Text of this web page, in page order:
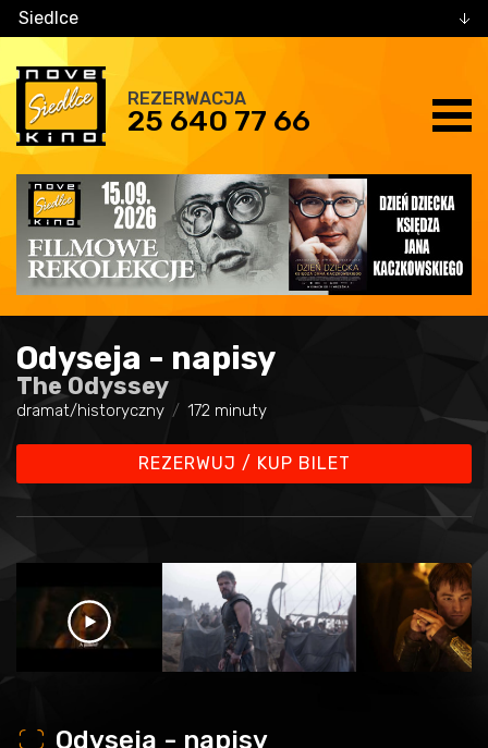
Siedlce
REZERWACJA
25 640 77 66
Odyseja - napisy
The Odyssey
dramat/historyczny 172 minuty
REZERWUJ / KUP BILET
o Odyseja - napisy